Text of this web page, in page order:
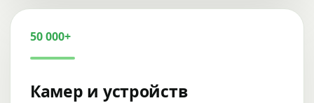
50 000+
Камер и устройств